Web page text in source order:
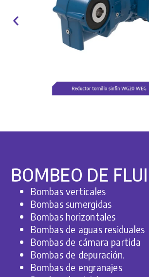
BOMBEO DE
Bombas verticales
Bombas sumergidas
Bombas horizontales
Bombas de aguas residuales
Bombas de cámara partida
Bombas de depuración.
Bombas de engranajes